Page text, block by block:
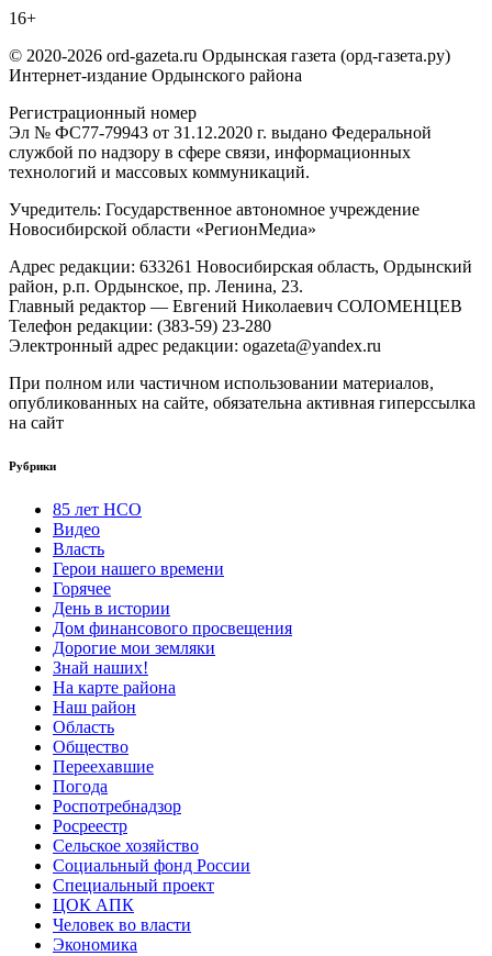
16+
© 2020-2026 ord-gazeta.ru Ордынская газета (орд-газета.ру)
Интернет-издание Ордынского района
Регистрационный номер
Эл № ФС77-79943 от 31.12.2020 г. выдано Федеральной
службой по надзору в сфере связи, информационных
технологий и массовых коммуникаций.
Учредитель: Государственное автономное учреждение
Новосибирской области «РегионМедиа»
Адрес редакции: 633261 Новосибирская область, Ордынский
район, р.п. Ордынское, пр. Ленина, 23.
Главный редактор — Евгений Николаевич СОЛОМЕНЦЕВ
Телефон редакции: (383-59) 23-280
Электронный адрес редакции: ogazeta@yandex.ru
При полном или частичном использовании материалов,
опубликованных на сайте, обязательна активная гиперссылка
на сайт
Рубрики
85 лет НСО
Видео
Власть
Герои нашего времени
Горячее
День в истории
Дом финансового просвещения
Дорогие мои земляки
Знай наших!
На карте района
Наш район
Область
Общество
Переехавшие
Погода
Роспотребнадзор
Росреестр
Сельское хозяйство
Социальный фонд России
Специальный проект
ЦОК АПК
Человек во власти
Экономика